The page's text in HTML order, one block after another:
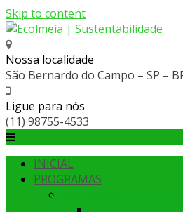
Skip to content
Nossa localidade
São Bernardo do Campo – SP –
Ligue para nós
(11) 98755-4533
INICIAL
PROGRAMAS